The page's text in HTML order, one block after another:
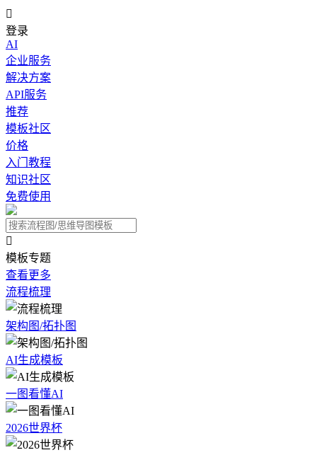

登录
AI
企业服务
解决方案
API服务
推荐
模板社区
价格
入门教程
知识社区
免费使用

模板专题
查看更多
流程梳理
架构图/拓扑图
AI生成模板
一图看懂AI
2026世界杯